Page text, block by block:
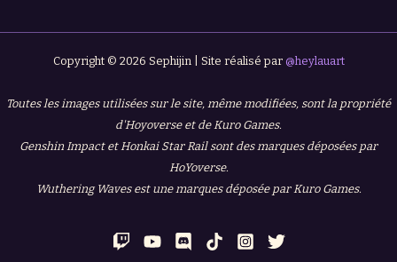
Copyright © 2026 Sephijin | Site réalisé par @heylauart
Toutes les images utilisées sur le site, même modifiées, sont la propriété
d'Hoyoverse et de Kuro Games.
Genshin Impact et Honkai Star Rail sont des marques déposées par
HoYoverse.
Wuthering Waves est une marques déposée par Kuro Games.